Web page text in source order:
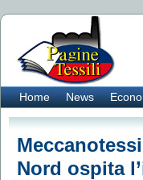
Home News
Nord ospita